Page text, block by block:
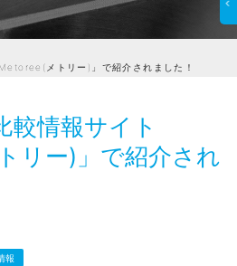
メトリー)」で紹介されました！
較情報サイト
リー)」で紹介され
報